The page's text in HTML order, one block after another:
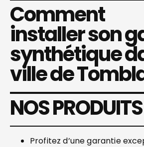
Comment
installer son
synthétique
ville de
NOS PRODUITS
Profitez d’une garantie